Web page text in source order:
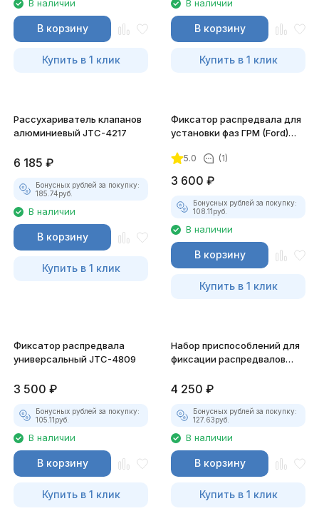
В наличии
В корзину
Купить в 1 клик
В наличии
В корзину
Купить в 1 клик
Рассухариватель клапанов
алюминиевый JTC-4217
6 185 ₽
Бонусных рублей за покупку:
185.74руб.
В наличии
В корзину
Купить в 1 клик
Фиксатор распредвала для
установки фаз ГРМ (Ford)
5.0 (1)
3 600 ₽
Бонусных рублей за покупку:
108.11руб.
В наличии
В корзину
Купить в 1 клик
Фиксатор распредвала
универсальный JTC-4809
3 500 ₽
Бонусных рублей за покупку:
105.11руб.
В наличии
В корзину
Купить в 1 клик
Набор приспособлений для
фиксации распредвалов
6615
4 250 ₽
Бонусных рублей за покупку:
127.63руб.
В наличии
В корзину
Купить в 1 клик